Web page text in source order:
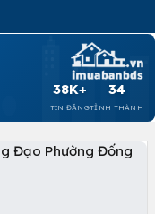
38K+
TIN ĐĂNG
34
TỈNH THÀNH